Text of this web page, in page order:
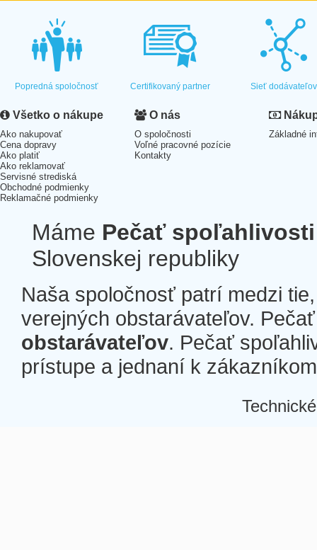
Popredná spoločnosť Certifikovaný partner Sieť dodávateľov
Všetko o nákupe
Ako nakupovať
Cena dopravy
Ako platiť
Ako reklamovať
Servisné strediská
Obchodné podmienky
Reklamačné podmienky
O nás
O spoločnosti
Voľné pracovné pozície
Kontakty
Základné
Máme Pečať spoľahlivosti
Slovenskej republiky
Naša spoločnosť patrí medzi
verejných obstarávateľov.
obstarávateľov. Pečať
prístupe a jednaní k